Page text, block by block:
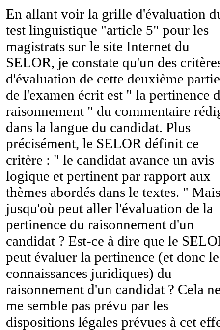
En allant voir la grille d'évaluation
test linguistique "article 5" pour les
magistrats sur le site Internet du
SELOR, je constate qu'un des
d'évaluation de cette deuxième partie
de l'examen écrit est " la pertinence
raisonnement " du commentaire
dans la langue du candidat. Plus
précisément, le SELOR définit ce
critère : " le candidat avance un avis
logique et pertinent par rapport aux
thèmes abordés dans le textes. " Mais
jusqu'où peut aller l'évaluation de la
pertinence du raisonnement d'un
candidat ? Est-ce à dire que le
peut évaluer la pertinence (et donc
connaissances juridiques) du
raisonnement d'un candidat ? Cela
me semble pas prévu par les
dispositions légales prévues à cet